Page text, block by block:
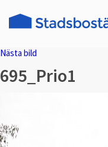
Nästa bild
695_Prio1